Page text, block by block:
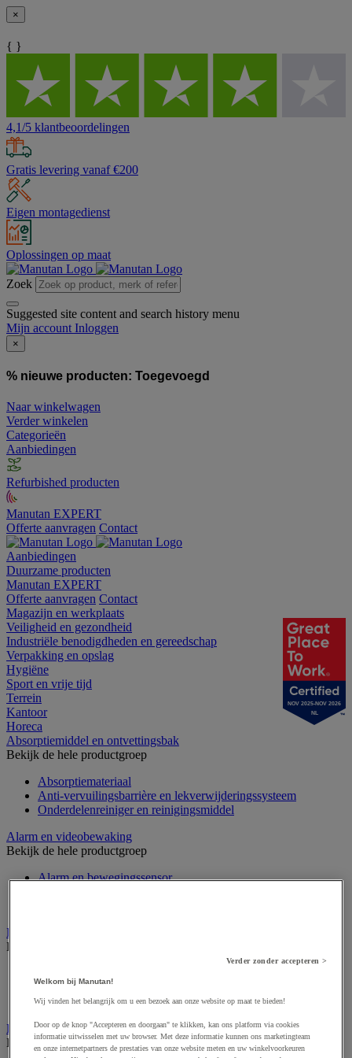
×
{ }
4,1/5 klantbeoordelingen
Gratis levering vanaf €200
Eigen montagedienst
Oplossingen op maat
Zoek
Suggested site content and search history menu
Mijn account Inloggen
×
% nieuwe producten: Toegevoegd
Naar winkelwagen
Verder winkelen
Categorieën
Aanbiedingen
Refurbished producten
Manutan EXPERT
Offerte aanvragen Contact
Aanbiedingen
Duurzame producten
Manutan EXPERT
Offerte aanvragen Contact
Magazijn en werkplaats
Veiligheid en gezondheid
Industriële benodigdheden en gereedschap
Verpakking en opslag
Hygiëne
Sport en vrije tijd
Terrein
Kantoor
Horeca
Absorptiemiddel en ontvettingsbak
Bekijk de hele productgroep
Absorptiemateriaal
Anti-vervuilingsbarrière en lekverwijderingssysteem
Onderdelenreiniger en reinigingsmiddel
Alarm en videobewaking
Bekijk de hele productgroep
Alarm en bewegingssensor
Badge en prikklok
Bekijk de hele productgroep
Draaihek en klapdeur
Prikklok en rondecontrole
Barrière- en beschermingspaal
Bekijk de hele productgroep
NOV 2025-NOV 2026
NL
Verder zonder accepteren >
Welkom bij Manutan!
Wij vinden het belangrijk om u een bezoek aan onze website op maat te bieden!
Door op de knop "Accepteren en doorgaan" te klikken, kan ons platform via cookies
informatie uitwisselen met uw browser. Met deze informatie kunnen ons marketingteam
en onze internetpartners de prestaties van onze website meten en uw winkelvoorkeuren